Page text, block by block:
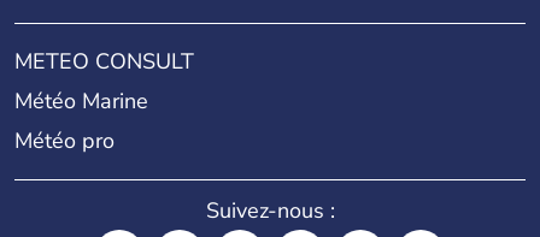
METEO CONSULT
Météo Marine
Météo pro
Suivez-nous :